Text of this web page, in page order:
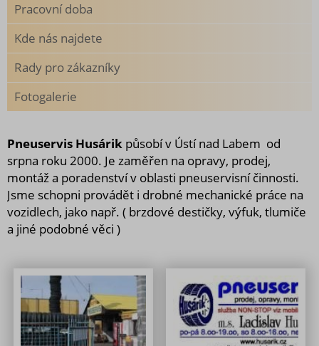
Pracovní doba
Kde nás najdete
Rady pro zákazníky
Fotogalerie
Pneuservis Husárik působí v Ústí nad Labem od
srpna roku 2000. Je zaměřen na opravy, prodej,
montáž a poradenství v oblasti pneuservisní činnosti.
Jsme schopni provádět i drobné mechanické práce na
vozidlech, jako např. ( brzdové destičky, výfuk, tlumiče
a jiné podobné věci )